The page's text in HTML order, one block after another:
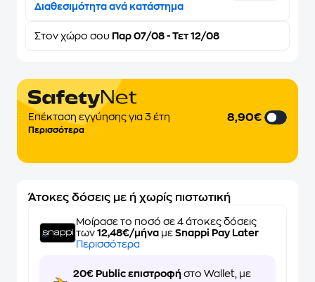
Διαθεσιμότητα ανά κατάστημα
Στον χώρο σου Παρ 07/08 - Τετ 12/08
Επέκταση εγγύησης για 3 έτη
Περισσότερα
8,90€
Άτοκες δόσεις με ή χωρίς πιστωτική
Μοίρασε το ποσό σε 4 άτοκες δόσεις
των 12,48€/μήνα με Snappi Pay Later
Περισσότερα
20€ Public επιστροφή στο Wallet, με